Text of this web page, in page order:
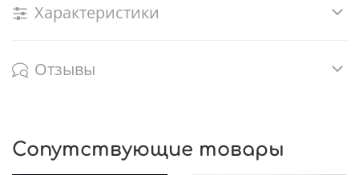
Характеристики
Отзывы
Сопутствующие товары